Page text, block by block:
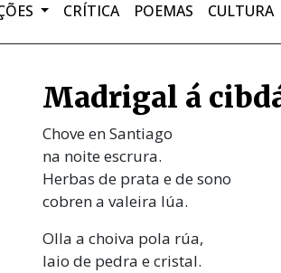
CRÍTICA POEMAS CULTURA
Madrigal á
Chove en Santiago
na noite escrura.
Herbas de prata e de sono
cobren a valeira lúa.
Olla a choiva pola rúa,
laio de pedra e cristal.